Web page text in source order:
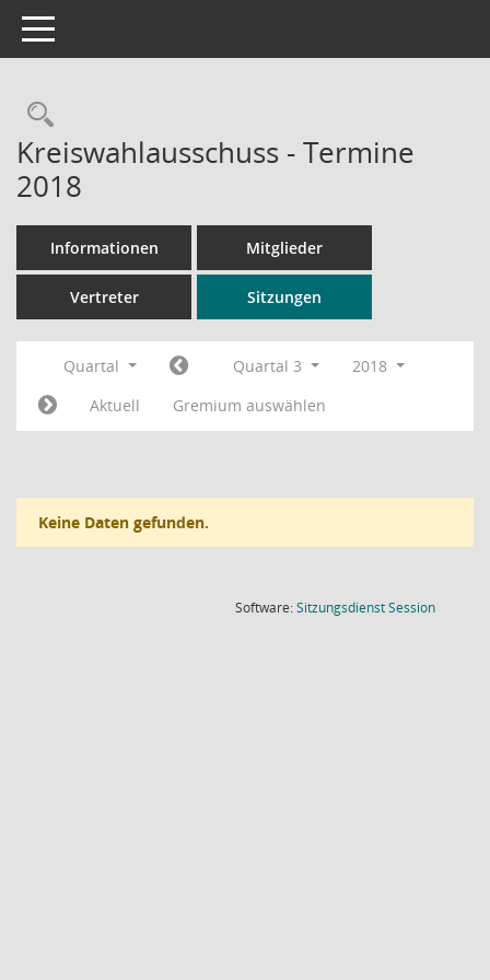
Toggle navigation
Rechercheauswahl
Kreiswahlausschuss - Termine
2018
Informationen Mitglieder
Vertreter Sitzungen
Quartal Quartal 3
2018
Aktuell
Gremium auswählen
Keine Daten gefunden.
Software:SitzungsdienstSession(Wird in